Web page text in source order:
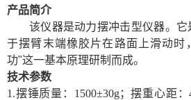
产品简介
该仪器是动力摆冲击型仪器。它
于摆臂末端橡胶片在路面上滑动时
功"这一基本原理研制而成。
技术参数
1.摆锤质量：1500±30g；摆重心距